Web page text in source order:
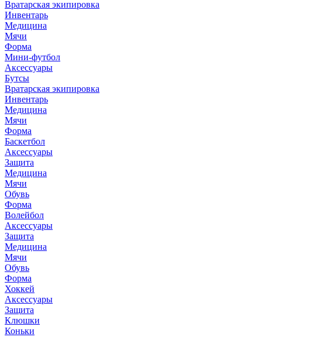
Вратарская экипировка
Инвентарь
Медицина
Мячи
Форма
Мини-футбол
Аксессуары
Бутсы
Вратарская экипировка
Инвентарь
Медицина
Мячи
Форма
Баскетбол
Аксессуары
Защита
Медицина
Мячи
Обувь
Форма
Волейбол
Аксессуары
Защита
Медицина
Мячи
Обувь
Форма
Хоккей
Аксессуары
Защита
Клюшки
Коньки